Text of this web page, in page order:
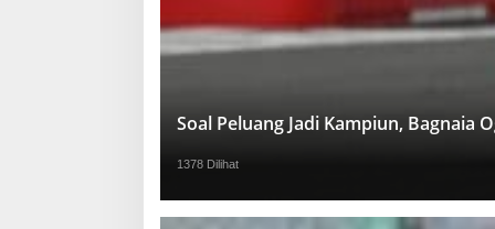
Soal Peluang Jadi Kampiun, Bagnaia
1378 Dilihat